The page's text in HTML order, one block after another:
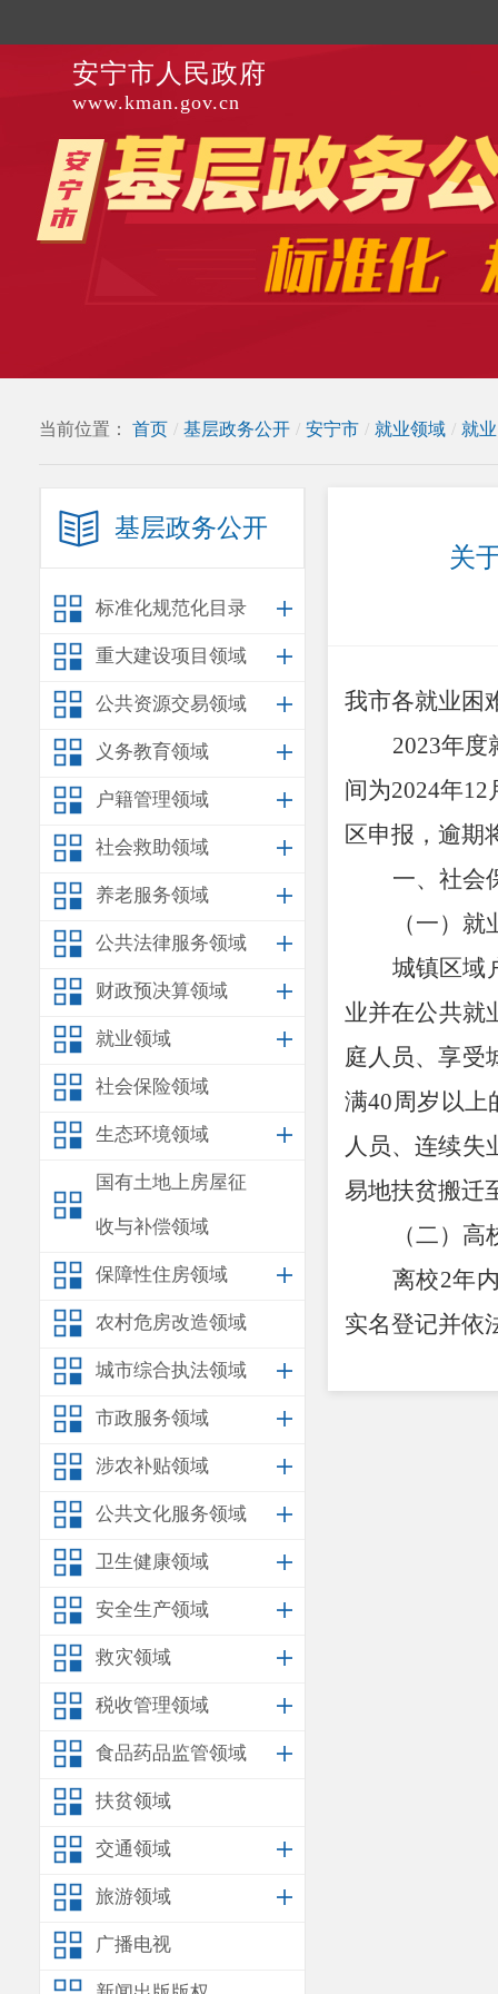
安宁市人民政府
www.kman.gov.cn
当前位置： 首页 / 基层政务公开 / 安宁市 / 就业领域 / 就
基层政务公开
标准化规范化目录
重大建设项目领域
公共资源交易领域
义务教育领域
户籍管理领域
社会救助领域
养老服务领域
公共法律服务领域
财政预决算领域
就业领域
社会保险领域
生态环境领域
国有土地上房屋征
收与补偿领域
保障性住房领域
农村危房改造领域
城市综合执法领域
市政服务领域
涉农补贴领域
公共文化服务领域
卫生健康领域
安全生产领域
救灾领域
税收管理领域
食品药品监管领域
扶贫领域
交通领域
旅游领域
广播电视
关
我市各就业困
2023年度
间为2024年12
区申报，逾期
一、 社会
（一）
城镇区域
业并在公共就
庭人员、享受
满40周岁以上
人员、连续失
易地扶贫搬迁
（二）
离校2年
实名登记并依